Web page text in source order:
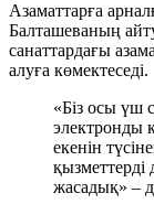
Азаматтарға
Балташеваның
санаттардағы
алуға көмектеседі.
«Біз осы үш
электронды
екенін
жасадық» –